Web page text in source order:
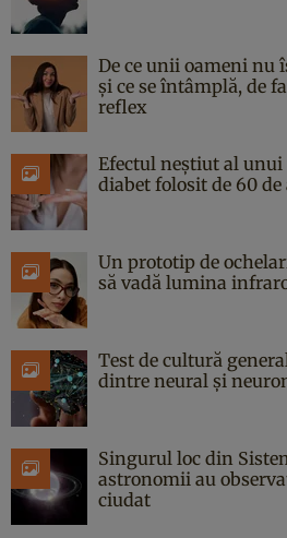
De ce unii oameni nu
și ce se întâmplă, de
reflex
Efectul neștiut al
diabet folosit de 60 de
Un prototip de
să vadă lumina
Test de cultură
dintre neural și
Singurul loc din
astronomii au
ciudat